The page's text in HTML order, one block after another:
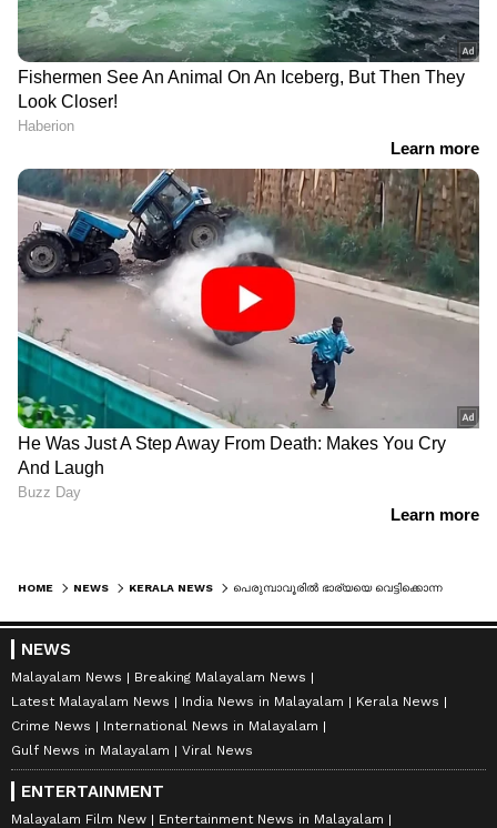
HOME NEWS KERALA NEWS
NEWS
Malayalam News
Breaking Malayalam News
Latest Malayalam News
India News in Malayalam
Kerala News
Crime News
International News in Malayalam
Gulf News in Malayalam
Viral News
ENTERTAINMENT
Malayalam Film New
Entertainment News in Malayalam